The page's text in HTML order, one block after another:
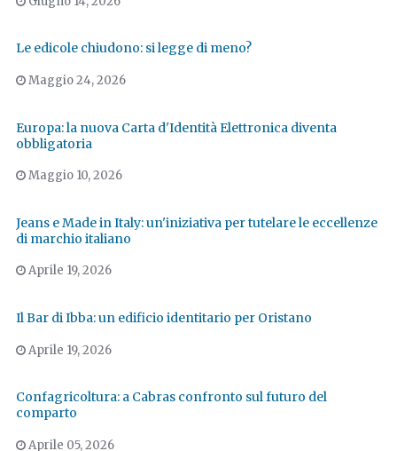
Le edicole chiudono: si legge di meno?
Maggio 24, 2026
Europa: la nuova Carta d'Identità Elettronica diventa
obbligatoria
Maggio 10, 2026
Jeans e Made in Italy: un'iniziativa per tutelare le eccellenze
di marchio italiano
Aprile 19, 2026
Il Bar di Ibba: un edificio identitario per Oristano
Aprile 19, 2026
Confagricoltura: a Cabras confronto sul futuro del
comparto
Aprile 05, 2026